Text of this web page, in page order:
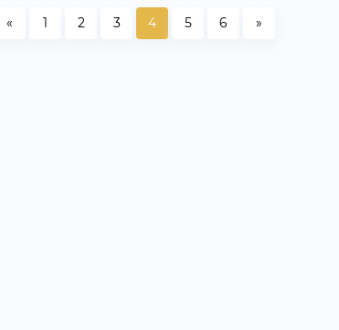
« 1 2 3 4 5 6 »